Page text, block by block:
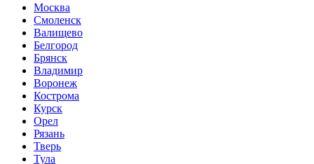
Москва
Смоленск
Валищево
Белгород
Брянск
Владимир
Воронеж
Кострома
Курск
Орел
Рязань
Тверь
Тула